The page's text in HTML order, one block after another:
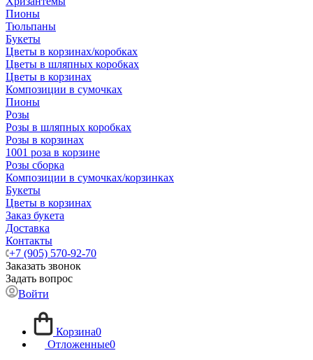
Пионы
Тюльпаны
Букеты
Цветы в корзинах/коробках
Цветы в шляпных коробках
Цветы в корзинах
Композиции в сумочках
Пионы
Розы
Розы в шляпных коробках
Розы в корзинах
1001 роза в корзине
Розы сборка
Композиции в сумочках/корзинках
Букеты
Цветы в корзинах
Заказ букета
Доставка
Контакты
+7 (905) 570-92-70
Заказать звонок
Задать вопрос
Войти
Корзина0
Отложенные0